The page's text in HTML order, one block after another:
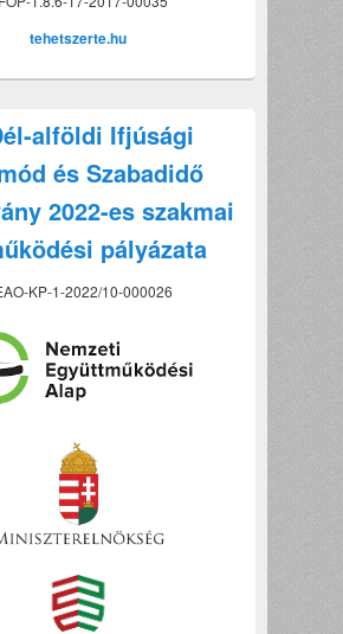
tehetszerte.hu
alföldi Ifjúsági
és Szabadidő
2022-es szakmai
pályázata
KP-1-2022/10-000026